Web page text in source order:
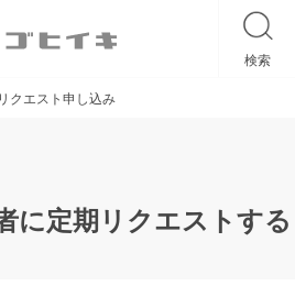
検索
クエスト申し込み
に定期リクエストする